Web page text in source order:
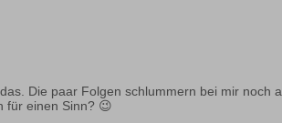
Die paar Folgen schlummern bei mir
für einen Sinn? 😉